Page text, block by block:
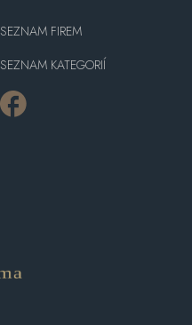
SEZNAM FIREM
SEZNAM KATEGORIÍ